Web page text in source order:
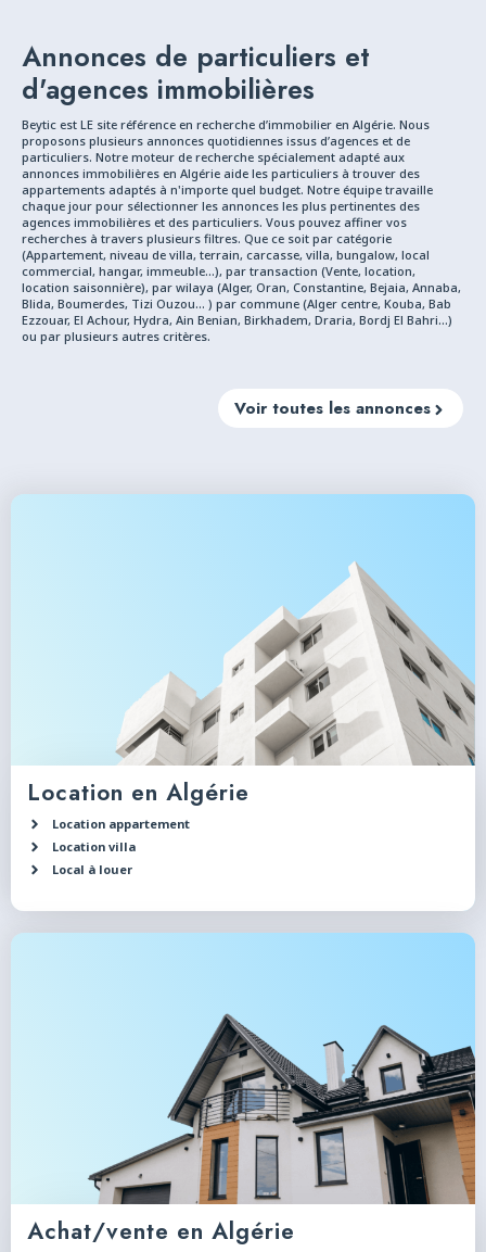
Annonces de particuliers et
d'agences immobilières
Beytic est LE site référence en recherche d’immobilier en Algérie. Nous
proposons plusieurs annonces quotidiennes issus d’agences et de
particuliers. Notre moteur de recherche spécialement adapté aux
annonces immobilières en Algérie aide les particuliers à trouver des
appartements adaptés à n'importe quel budget. Notre équipe travaille
chaque jour pour sélectionner les annonces les plus pertinentes des
agences immobilières et des particuliers. Vous pouvez affiner vos
recherches à travers plusieurs filtres. Que ce soit par catégorie
(Appartement, niveau de villa, terrain, carcasse, villa, bungalow, local
commercial, hangar, immeuble...), par transaction (Vente, location,
location saisonnière), par wilaya (Alger, Oran, Constantine, Bejaia, Annaba,
Blida, Boumerdes, Tizi Ouzou... ) par commune (Alger centre, Kouba, Bab
Ezzouar, El Achour, Hydra, Ain Benian, Birkhadem, Draria, Bordj El Bahri...)
ou par plusieurs autres critères.
Voir toutes les annonces
Location en Algérie
Location appartement
Location villa
Local à louer
Achat/vente en Algérie